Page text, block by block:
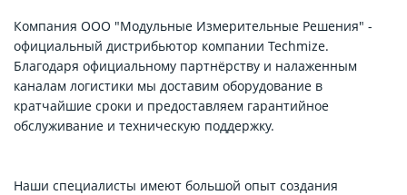
Компания ООО "Модульные Измерительные Решения" -
официальный дистрибьютор компании Techmize.
Благодаря официальному партнёрству и налаженным
каналам логистики мы доставим оборудование в
кратчайшие сроки и предоставляем гарантийное
обслуживание и техническую поддержку.
Наши специалисты имеют большой опыт создания